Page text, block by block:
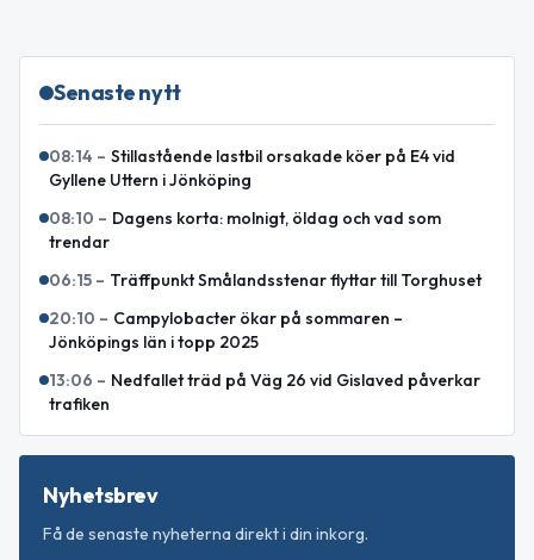
Senaste nytt
08:14 – Stillastående lastbil orsakade köer på E4 vid
Gyllene Uttern i Jönköping
08:10 – Dagens korta: molnigt, öldag och vad som
trendar
06:15 – Träffpunkt Smålandsstenar flyttar till Torghuset
20:10 – Campylobacter ökar på sommaren –
Jönköpings län i topp 2025
13:06 – Nedfallet träd på Väg 26 vid Gislaved påverkar
trafiken
Nyhetsbrev
Få de senaste nyheterna direkt i din inkorg.